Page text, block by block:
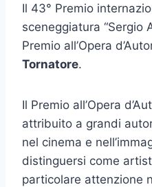
Il 43° Premio
sceneggiatura “Sergio
Premio all’Opera
Tornatore.
Il Premio all’Opera
attribuito a grandi
nel cinema e
distinguersi come
particolare attenzione